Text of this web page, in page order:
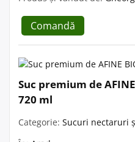
Comandă
Suc premium de
720 ml
Categorie: Sucuri nectaruri